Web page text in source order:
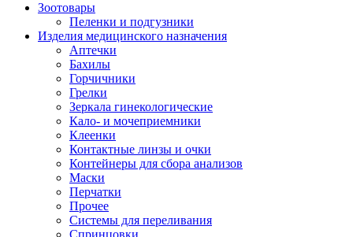
Зоотовары
Пеленки и подгузники
Изделия медицинского назначения
Аптечки
Бахилы
Горчичники
Грелки
Зеркала гинекологические
Кало- и мочеприемники
Клеенки
Контактные линзы и очки
Контейнеры для сбора анализов
Маски
Перчатки
Прочее
Системы для переливания
Спринцовки